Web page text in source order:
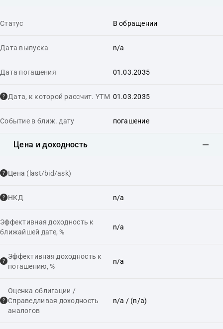
Статус В обращении
Дата выпуска n/a
Дата погашения 01.03.2035
Дата, к которой рассчит. YTM 01.03.2035
Событие в ближ. дату погашение
Цена и доходность
Цена (last/bid/ask)
НКД n/a
Эффективная доходность к
ближайшей дате, %
n/a
Эффективная доходность к
погашению, %
n/a
Оценка облигации /
Справедливая доходность
аналогов
n/a / (n/a)